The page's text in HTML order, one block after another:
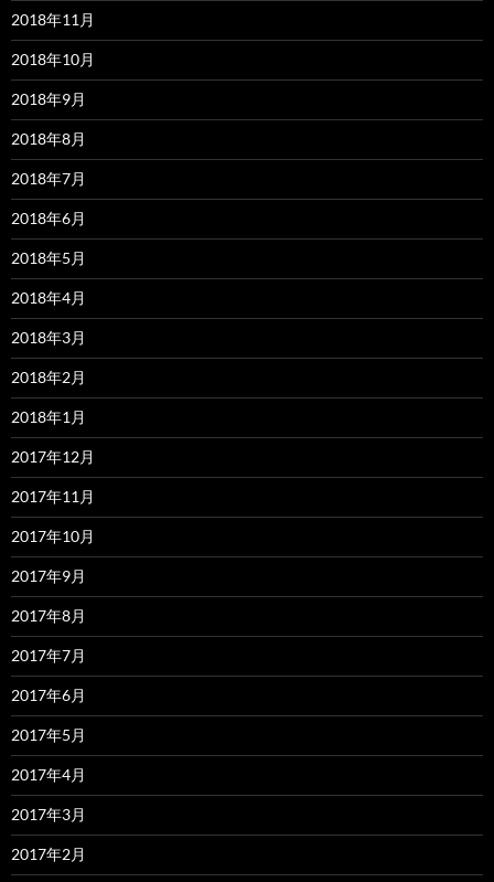
2018年11月
2018年10月
2018年9月
2018年8月
2018年7月
2018年6月
2018年5月
2018年4月
2018年3月
2018年2月
2018年1月
2017年12月
2017年11月
2017年10月
2017年9月
2017年8月
2017年7月
2017年6月
2017年5月
2017年4月
2017年3月
2017年2月